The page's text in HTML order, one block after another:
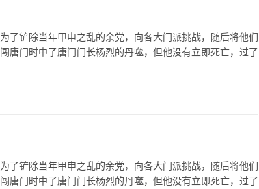
了铲除当年甲申之乱的余党，向各大门派挑战，随后将他们
唐门时中了唐门门长杨烈的丹噬，但他没有立即死亡，过了
了铲除当年甲申之乱的余党，向各大门派挑战，随后将他们
唐门时中了唐门门长杨烈的丹噬，但他没有立即死亡，过了